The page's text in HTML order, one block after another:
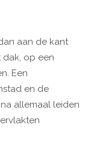
aan de kant
dak, op een
Een
en de
allemaal leiden